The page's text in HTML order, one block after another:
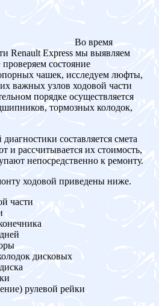
Во время
Renault Express мы выявляем
состояние
чашек, исследуем люфты,
важных узлов ходовой части
порядке осуществляется
тормозных колодок,
составляется смета
и рассчитывается их стоимость,
непосредственно к ремонту.
ходовой приведены ниже.
части
дисковых
рулевой рейки